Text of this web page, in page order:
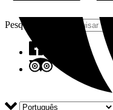
Pesquisar por: